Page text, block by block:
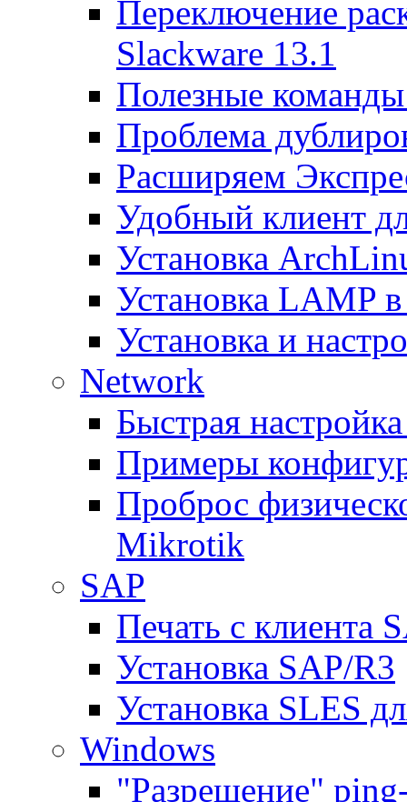
Переключение
Slackware 13.1
Полезные
Проблема
Расширяем
Удобный клиент
Установка
Установка LAMP
Установка и
Network
Быстрая
Примеры
Проброс
Mikrotik
SAP
Печать с клиента
Установка SAP/R3
Установка SLES
Windows
"Разрешение"